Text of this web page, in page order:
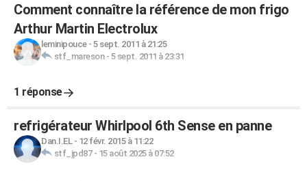
Comment connaître la référence de mon frigo
Arthur Martin Electrolux
leminipouce- 5 sept. 2011 à 21:25
stf_mareson- 5 sept. 2011 à 23:31
1 réponse
refrigérateur Whirlpool 6th Sense en panne
Dan.I.EL- 12 févr. 2015 à 11:22
stf_jpd87- 15 août 2025 à 07:52